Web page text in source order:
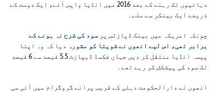
دہائیوں تک رہنے کے بعد 2016 میں انڈیا واپس آئے، ایک دوست کے
ذریعے ایک بینکر سے ملے۔
چونکہ امریکہ میں بینک ڈپازٹس پر سود کی شرح نہ ہونے کے
برابر تھی، اس لیے انھوں نے شویتا کو مشورہ
دیا کہ وہ اپنا
پیسہ انڈیا منتقل کر دیں جہاں فکسڈ ڈیپازٹ 5.5 فیصد سے 6 فیصد
تک سود کی پیشکش کر رہے تھے۔
انھوں نے دارالحکومت دہلی کے قریب پرانے گروگرام میں آئی سی